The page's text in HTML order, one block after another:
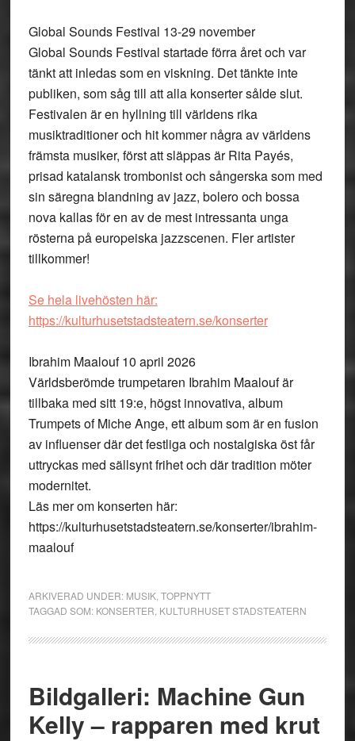
Global Sounds Festival 13-29 november
Global Sounds Festival startade förra året och var
tänkt att inledas som en viskning. Det tänkte inte
publiken, som såg till att alla konserter sålde slut.
Festivalen är en hyllning till världens rika
musiktraditioner och hit kommer några av världens
främsta musiker, först att släppas är Rita Payés,
prisad katalansk trombonist och sångerska som med
sin säregna blandning av jazz, bolero och bossa
nova kallas för en av de mest intressanta unga
rösterna på europeiska jazzscenen. Fler artister
tillkommer!
Se hela livehösten här:
https://kulturhusetstadsteatern.se/konserter
Ibrahim Maalouf 10 april 2026
Världsberömde trumpetaren Ibrahim Maalouf är
tillbaka med sitt 19:e, högst innovativa, album
Trumpets of Miche Ange, ett album som är en fusion
av influenser där det festliga och nostalgiska öst får
uttryckas med sällsynt frihet och där tradition möter
modernitet.
Läs mer om konserten här:
https://kulturhusetstadsteatern.se/konserter/ibrahim-
maalouf
ARKIVERAD UNDER: MUSIK, TOPPNYTT
TAGGAD SOM: KONSERTER KULTURHUSET STADSTEATERN
Bildgalleri: Machine Gun
Kelly – rapparen med krut